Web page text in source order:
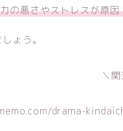
の悪さやストレスが原因
ょう。
＼
drama-